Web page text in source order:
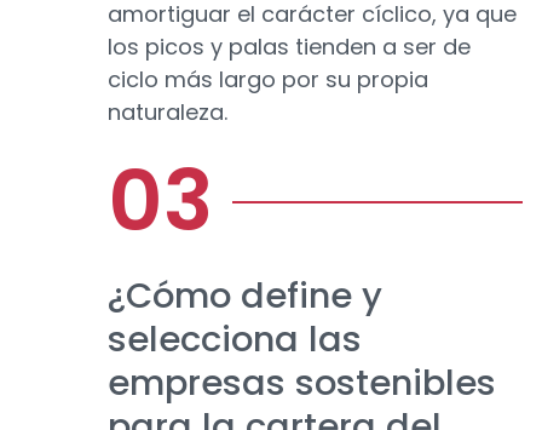
amortiguar el carácter cíclico, ya que
los picos y palas tienden a ser de
ciclo más largo por su propia
naturaleza.
¿Cómo define y
selecciona las
empresas sostenibles